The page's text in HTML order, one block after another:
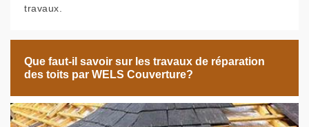
travaux.
Que faut-il savoir sur les travaux de réparation
des toits par WELS Couverture?